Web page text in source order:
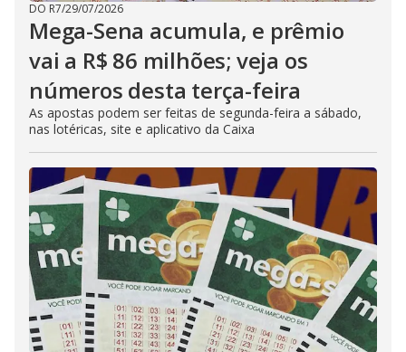
DO R7/29/07/2026
Mega-Sena acumula, e prêmio
vai a R$ 86 milhões; veja os
números desta terça-feira
As apostas podem ser feitas de segunda-feira a sábado,
nas lotéricas, site e aplicativo da Caixa